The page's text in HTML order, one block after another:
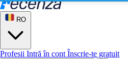
RO
Profesii Intră în cont Înscrie-te gratuit